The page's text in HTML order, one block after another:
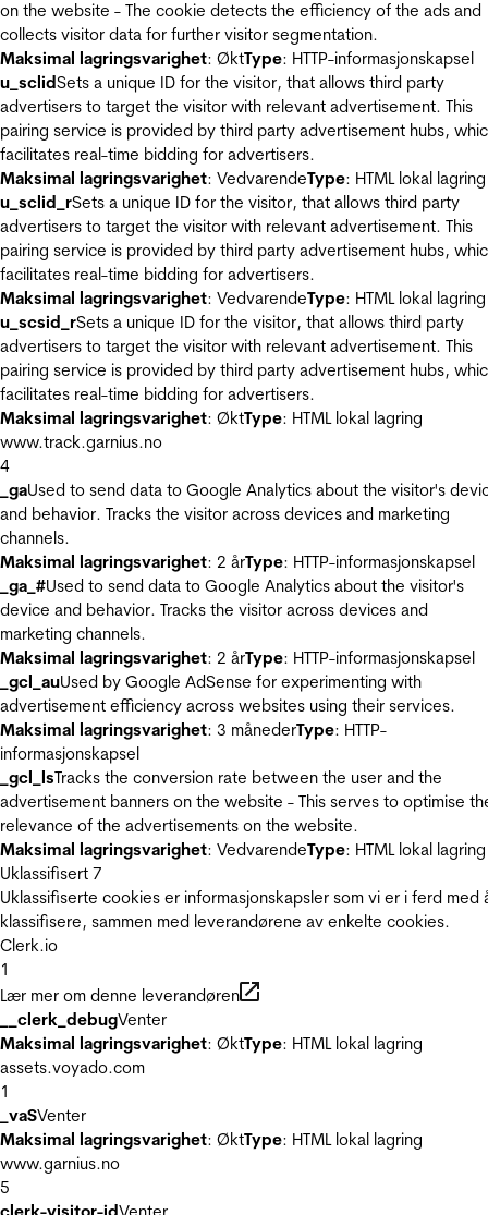
on the website - The cookie detects the efficiency of the ads and
collects visitor data for further visitor segmentation.
Maksimal lagringsvarighet: ØktType: HTTP-informasjonskapsel
u_sclidSets a unique ID for the visitor, that allows third party
advertisers to target the visitor with relevant advertisement. This
pairing service is provided by third party advertisement hubs,
facilitates real-time bidding for advertisers.
Maksimal lagringsvarighet: VedvarendeType: HTML lokal lagring
u_sclid_rSets a unique ID for the visitor, that allows third party
advertisers to target the visitor with relevant advertisement. This
pairing service is provided by third party advertisement hubs,
facilitates real-time bidding for advertisers.
Maksimal lagringsvarighet: VedvarendeType: HTML lokal lagring
u_scsid_rSets a unique ID for the visitor, that allows third party
advertisers to target the visitor with relevant advertisement. This
pairing service is provided by third party advertisement hubs,
facilitates real-time bidding for advertisers.
Maksimal lagringsvarighet: ØktType: HTML lokal lagring
www.track.garnius.no
4
_gaUsed to send data to Google Analytics about the visitor's
and behavior. Tracks the visitor across devices and marketing
channels.
Maksimal lagringsvarighet: 2 årType: HTTP-informasjonskapsel
_ga_#Used to send data to Google Analytics about the visitor's
device and behavior. Tracks the visitor across devices and
marketing channels.
Maksimal lagringsvarighet: 2 årType: HTTP-informasjonskapsel
_gcl_auUsed by Google AdSense for experimenting with
advertisement efficiency across websites using their services.
Maksimal lagringsvarighet: 3 månederType: HTTP-
informasjonskapsel
_gcl_lsTracks the conversion rate between the user and the
advertisement banners on the website - This serves to optimise
relevance of the advertisements on the website.
Maksimal lagringsvarighet: VedvarendeType: HTML lokal lagring
Uklassifisert 7
Uklassifiserte cookies er informasjonskapsler som vi er i ferd med
klassifisere, sammen med leverandørene av enkelte cookies.
Clerk.io
1
Lær mer om denne leverandøren
__clerk_debugVenter
Maksimal lagringsvarighet: ØktType: HTML lokal lagring
assets.voyado.com
1
_vaSVenter
Maksimal lagringsvarighet: ØktType: HTML lokal lagring
www.garnius.no
5